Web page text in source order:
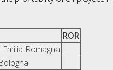
ROR
Romagna